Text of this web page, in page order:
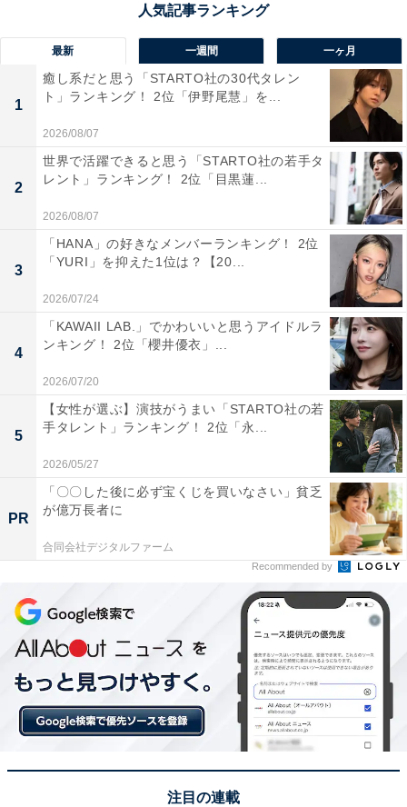
1位は「よこはま・みなとみらい海の駅」でした。横浜
の人気観光地・みなとみらい地区に位置し、ランドマー
クタワーや赤レンガ倉庫、観覧車など魅力的な施設が充
実。観光・グルメ・デートにぴったりのスポットです。
回答者のコメントを見ると「施設内にはホールやホテル
などもあり、観光船などにも乗ることができる場所なの
で、行ってみたい」（40代女性／福島県）、「みなとみ
らいの都市景観と港町の雰囲気を同時に楽しめる場所だ
から」（20代男性／福岡県）、「みなとみらいの高層ビ
ル群や観覧車を背景に、潮風を感じながら散策したい」
（40代女性／愛知県）といった声がありました。
※回答者のコメントは原文ママです
All About ニュースの編集者。オールアバウトに入社後、SNSトレン
ドにフォーカスした記事執筆やSEOライティングの経験を経て、の
ちにAll About ニュースチームのメンバーに加入。現在は旅行・カル
チャー・エンタメなどを中心に企画編集を担当。東京都出身。居酒
...続きを読む
次ページ
9位までの全ランキング結果を見
最新 一週間 一ヶ月
1
癒し系だと思う「STARTO社の30代タレン
ト」ランキング！ 2位「伊野尾慧」を...
2026/08/07
2
世界で活躍できると思う「STARTO社の若手タ
レント」ランキング！ 2位「目黒蓮...
2026/08/07
3
「HANA」の好きなメンバーランキング！ 2位
「YURI」を抑えた1位は？【20...
2026/07/24
4
「KAWAII LAB.」でかわいいと思うアイドルラ
ンキング！ 2位「櫻井優衣」...
2026/07/20
5
【女性が選ぶ】演技がうまい「STARTO社の若
手タレント」ランキング！ 2位「永...
2026/05/27
PR
「〇〇した後に必ず宝くじを買いなさい」貧乏
が億万長者に
合同会社デジタルファーム
Recommended by
注目の連載